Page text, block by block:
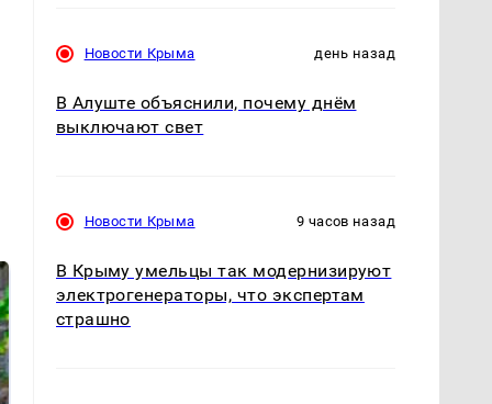
Новости Крыма день назад
В Алуште объяснили, почему днём
выключают свет
Новости Крыма 9 часов назад
В Крыму умельцы так модернизируют
электрогенераторы, что экспертам
страшно